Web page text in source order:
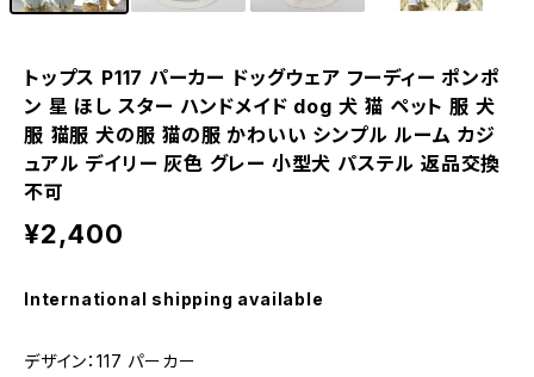
トップス P117 パーカー ドッグウェア フーディー ポンポ
ン 星 ほし スター ハンドメイド dog 犬 猫 ペット 服 犬
服 猫服 犬の服 猫の服 かわいい シンプル ルーム カジ
ュアル デイリー 灰色 グレー 小型犬 パステル 返品交換
不可
¥2,400
International shipping available
デザイン：117 パーカー